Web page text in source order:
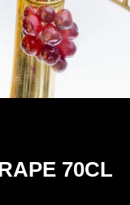
70CL